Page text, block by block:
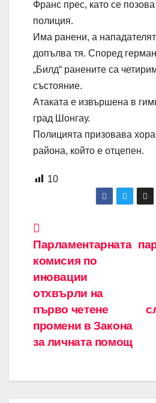
Франс прес, като се
полиция.
Има ранени, а
допълва тя. Според
„Билд“ ранените са
състояние.
Атаката е извършена в
град Шонгау.
Полицията призовава
района, който е отцепен.
10
Навигация
Парламентарната
комисия по
иновации
отхвърли на
първо четене
промени в Закона
за личната помощ